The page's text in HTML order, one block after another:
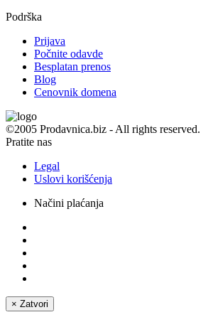
Podrška
Prijava
Počnite odavde
Besplatan prenos
Blog
Cenovnik domena
©2005 Prodavnica.biz - All rights reserved.
Pratite nas
Legal
Uslovi korišćenja
Načini plaćanja
× Zatvori